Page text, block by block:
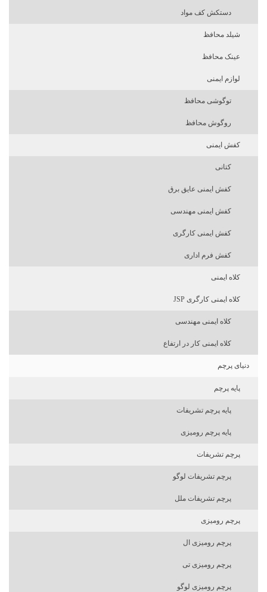
دستکش کف مواد
شیلد محافظ
عینک محافظ
لوازم ایمنی
توگوشی محافظ
روگوش محافظ
کفش ایمنی
کتانی
کفش ایمنی عایق برق
کفش ایمنی مهندسی
کفش ایمنی کارگری
کفش فرم اداری
کلاه ایمنی
کلاه ایمنی کارگری JSP
کلاه ایمنی مهندسی
کلاه ایمنی کار در ارتفاع
دنیای پرچم
پایه پرچم
پایه پرچم تشریفات
پایه پرچم رومیزی
پرچم تشریفات
پرچم تشریفات لوگو
پرچم تشریفات ملل
پرچم رومیزی
پرچم رومیزی ال
پرچم رومیزی تی
پرچم رومیزی لوگو